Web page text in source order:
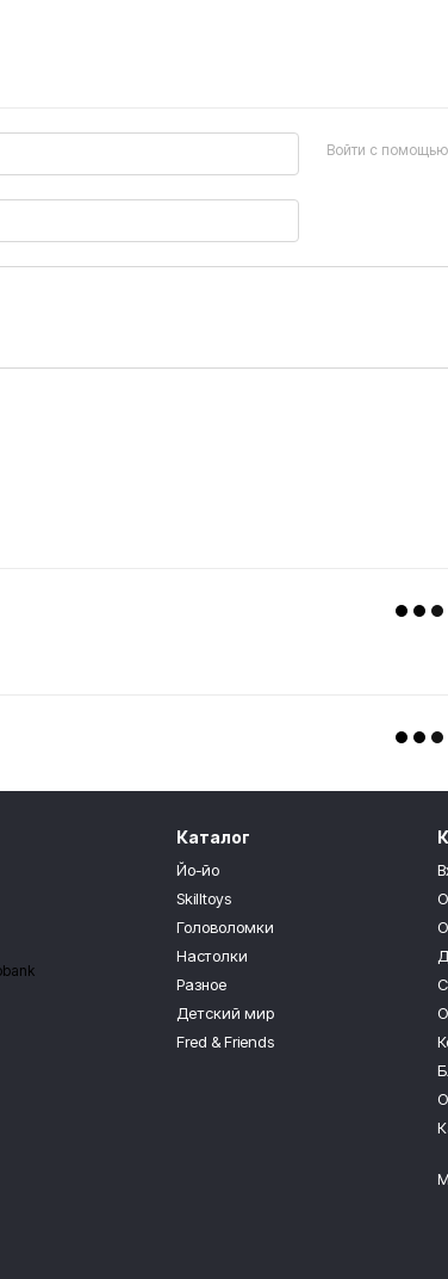
Войти с помощью
Каталог
Йо-йо
Skilltoys
Головоломки
Настолки
Разное
Детский мир
Fred & Friends